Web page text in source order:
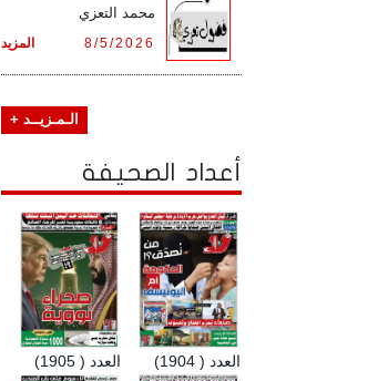
محمد التعزي
المزيد 8/5/2026
الـمـزيــد +
أعداد الصحيفة
العدد ( 1905) العدد ( 1904)